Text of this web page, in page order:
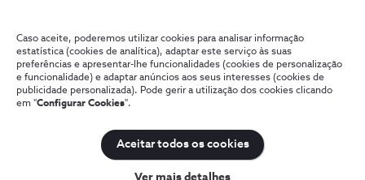
Caso aceite, poderemos utilizar cookies para analisar informação
estatística (cookies de analítica), adaptar este serviço às suas
preferências e apresentar-lhe funcionalidades (cookies de personalização
e funcionalidade) e adaptar anúncios aos seus interesses (cookies de
publicidade personalizada). Pode gerir a utilização dos cookies clicando
em "Configurar Cookies".
Aceitar todos os cookies
Ver mais detalhes
Qualidade de ServiçoWholesaleTermos e Condições